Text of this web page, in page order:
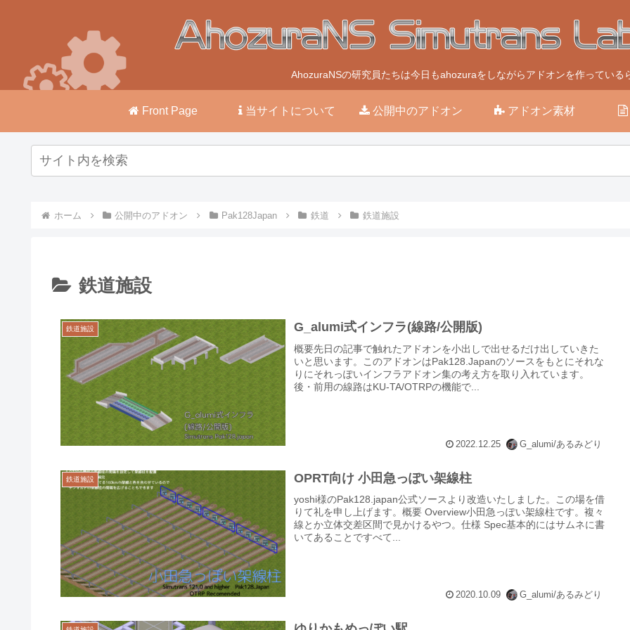
AhozuraNSの研究員たちは今日もahozuraをしながらアドオンを作っている
Front Page 当サイトについて 公開中のアドオン アドオン素材
ホーム 公開中のアドオン Pak128Japan 鉄道 鉄道施設
鉄道施設
鉄道施設 G_alumi式インフラ(線路/公開版)
概要先日の記事で触れたアドオンを小出しで出せるだけ出していきた
いと思います。このアドオンはPak128.Japanのソースをもとにそれな
りにそれっぽいインフラアドオン集の考え方を取り入れています。
後・前用の線路はKU-TA/OTRPの機能で...
2022.12.25 G_alumi/あるみどり
鉄道施設 OPRT向け 小田急っぽい架線柱
yoshi様のPak128.japan公式ソースより改造いたしました。この場を借
りて礼を申し上げます。概要 Overview小田急っぽい架線柱です。複々
線とか立体交差区間で見かけるやつ。仕様 Spec基本的にはサムネに書
いてあることですべて...
2020.10.09 G_alumi/あるみどり